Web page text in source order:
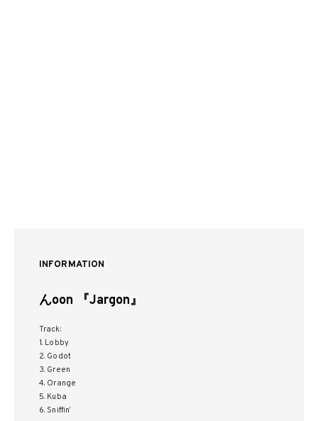
INFORMATION
んoon 『Jargon』
Track:
1. Lobby
2. Godot
3. Green
4. Orange
5. Kuba
6. Sniffin’